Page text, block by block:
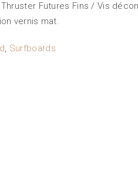
Futures Fins / Vis
vernis mat.
, Surfboards